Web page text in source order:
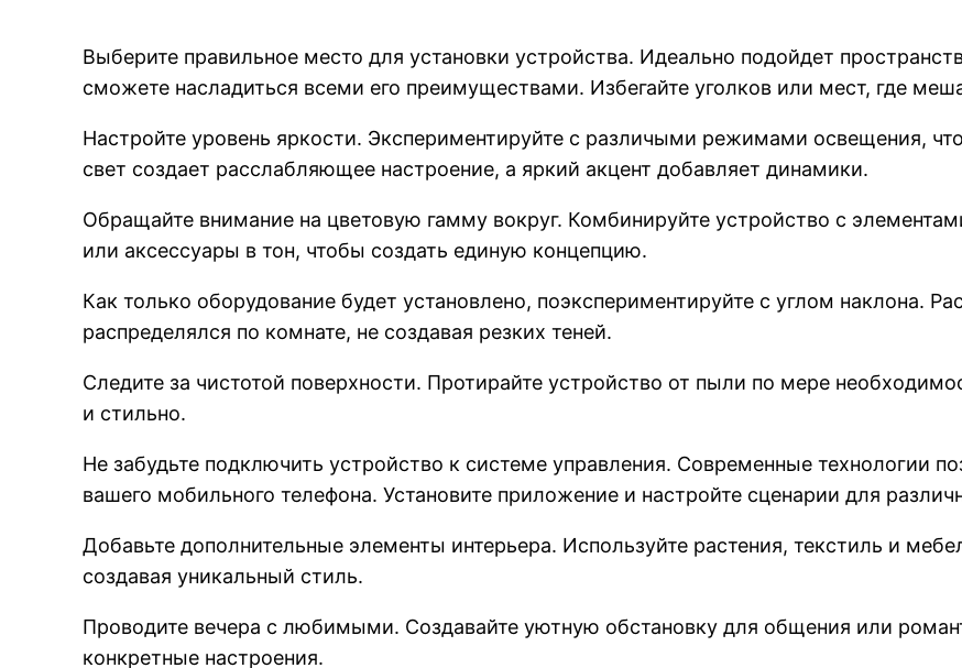
Выберите правильное место для установки устройства. Идеально подойдет
сможете насладиться всеми его преимуществами. Избегайте уголков или мест, где
Настройте уровень яркости. Экспериментируйте с различыми режимами освещения,
свет создает расслабляющее настроение, а яркий акцент добавляет динамики.
Обращайте внимание на цветовую гамму вокруг. Комбинируйте устройство с
или аксессуары в тон, чтобы создать единую концепцию.
Как только оборудование будет установлено, поэкспериментируйте с углом наклона.
распределялся по комнате, не создавая резких теней.
Следите за чистотой поверхности. Протирайте устройство от пыли по мере
и стильно.
Не забудьте подключить устройство к системе управления. Современные технологии
вашего мобильного телефона. Установите приложение и настройте сценарии для
Добавьте дополнительные элементы интерьера. Используйте растения, текстиль и
создавая уникальный стиль.
Проводите вечера с любимыми. Создавайте уютную обстановку для общения или
конкретные настроения.